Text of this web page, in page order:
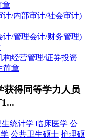
章
计/内部审计/社会审计)
计/管理会计/财务管理)
构经营管理/证券投资
简章
获得同等学力人员
统计学 临床医学 公
公共卫生硕士 护理硕